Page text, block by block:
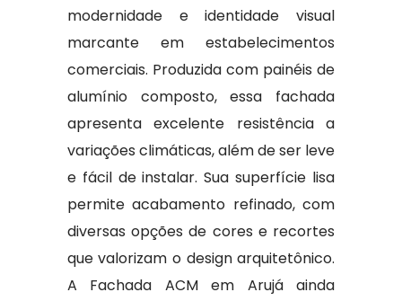
modernidade e identidade visual
marcante em estabelecimentos
comerciais. Produzida com painéis de
alumínio composto, essa fachada
apresenta excelente resistência a
variações climáticas, além de ser leve
e fácil de instalar. Sua superfície lisa
permite acabamento refinado, com
diversas opções de cores e recortes
que valorizam o design arquitetônico.
A Fachada ACM em Arujá ainda